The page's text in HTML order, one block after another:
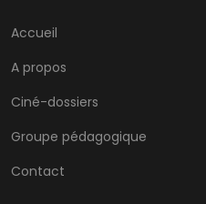
Accueil
A propos
Ciné-dossiers
Groupe pédagogique
Contact